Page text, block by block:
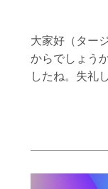
大家好（ター
からでしょう
したね。失礼